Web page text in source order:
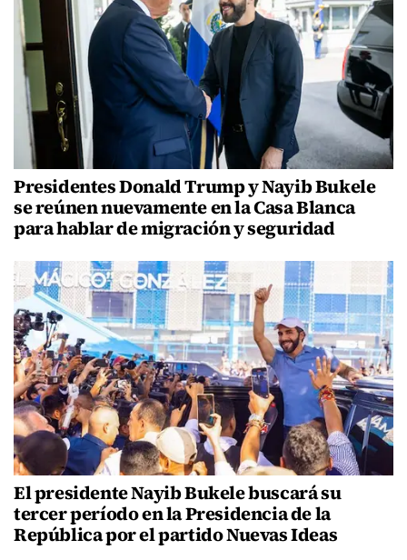
Presidentes Donald Trump y Nayib Bukele
se reúnen nuevamente en la Casa Blanca
para hablar de migración y seguridad
El presidente Nayib Bukele buscará su
tercer período en la Presidencia de la
República por el partido Nuevas Ideas